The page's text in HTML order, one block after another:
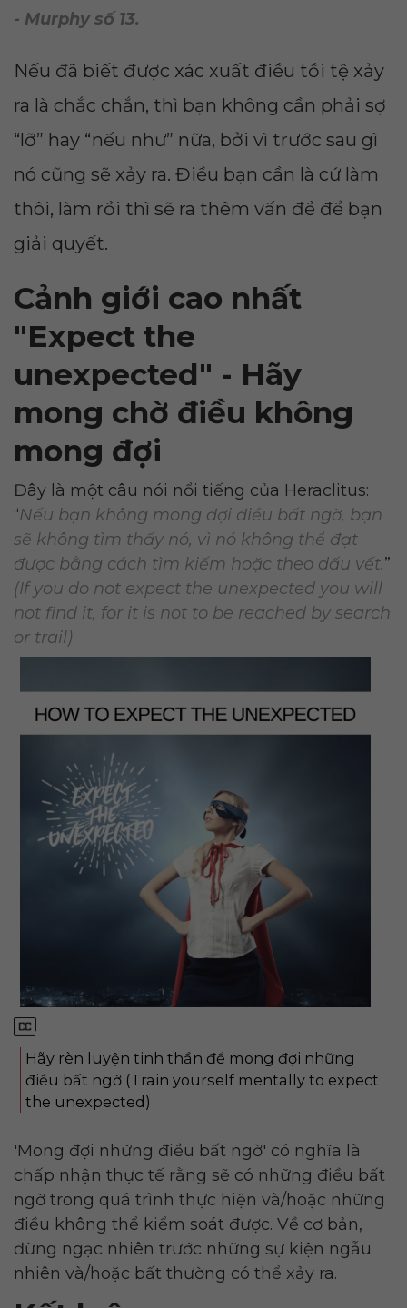
- Murphy số 13.
Nếu đã biết được xác xuất điều tồi tệ xảy
ra là chắc chắn, thì bạn không cần phải sợ
“lỡ” hay “nếu như” nữa, bởi vì trước sau gì
nó cũng sẽ xảy ra. Điều bạn cần là cứ làm
thôi, làm rồi thì sẽ ra thêm vấn đề để bạn
giải quyết.
Cảnh giới cao nhất
"Expect the
unexpected" - Hãy
mong chờ điều không
mong đợi
Đây là một câu nói nổi tiếng của Heraclitus:
“Nếu bạn không mong đợi điều bất ngờ, bạn
sẽ không tìm thấy nó, vì nó không thể đạt
được bằng cách tìm kiếm hoặc theo dấu vết.”
(If you do not expect the unexpected you will
not find it, for it is not to be reached by search
or trail)
Hãy rèn luyện tinh thần để mong đợi những
điều bất ngờ (Train yourself mentally to expect
the unexpected)
​'Mong đợi những điều bất ngờ' có nghĩa là
chấp nhận thực tế rằng sẽ có những điều bất
ngờ trong quá trình thực hiện và/hoặc những
điều không thể kiểm soát được. Về cơ bản,
đừng ngạc nhiên trước những sự kiện ngẫu
nhiên và/hoặc bất thường có thể xảy ra.